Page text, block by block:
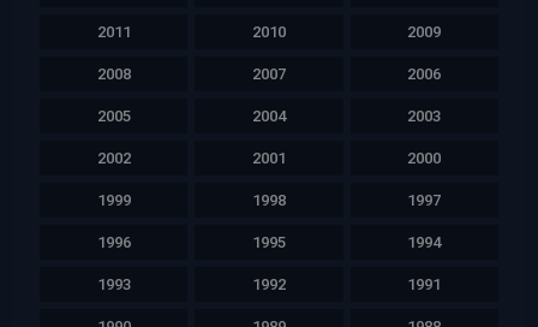
2011 2010 2009
2008 2007 2006
2005 2004 2003
2002 2001 2000
1999 1998 1997
1996 1995 1994
1993 1992 1991